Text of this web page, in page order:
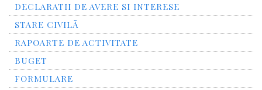
DECLARATII DE AVERE SI INTERESE
STARE CIVILĂ
RAPOARTE DE ACTIVITATE
BUGET
FORMULARE